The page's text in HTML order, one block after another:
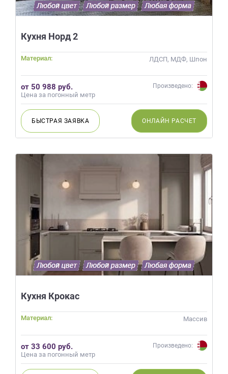
Кухня Норд 2
Материал: ЛДСП, МДФ, Шпон
от 50 988 руб.
Цена за погонный метр
Произведено:
БЫСТРАЯ ЗАЯВКА ОНЛАЙН РАСЧЕТ
Кухня Крокас
Материал: Массив
от 33 600 руб.
Цена за погонный метр
Произведено: